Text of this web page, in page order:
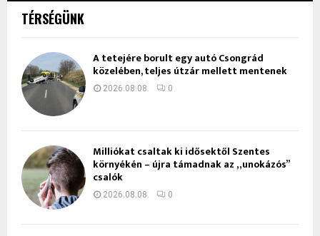
TÉRSÉGÜNK
A tetejére borult egy autó Csongrád
közelében, teljes útzár mellett mentenek
2026.08.08. 0
Milliókat csaltak ki idősektől Szentes
környékén – újra támadnak az „unokázós”
csalók
2026.08.08. 0